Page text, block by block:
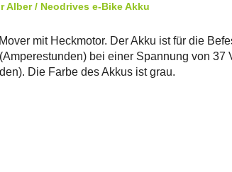
Alber / Neodrives e-Bike Akku
mit Heckmotor. Der Akku ist für die
bei einer Spannung von 37
Die Farbe des Akkus ist grau.